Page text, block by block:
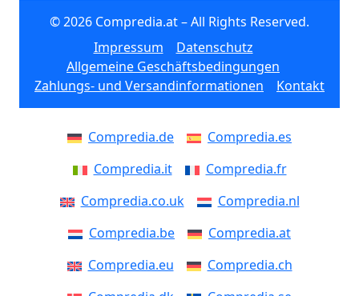
© 2026 Compredia.at – All Rights Reserved.
Impressum
Datenschutz
Allgemeine Geschäftsbedingungen
Zahlungs- und Versandinformationen
Kontakt
Compredia.de
Compredia.es
Compredia.it
Compredia.fr
Compredia.co.uk
Compredia.nl
Compredia.be
Compredia.at
Compredia.eu
Compredia.ch